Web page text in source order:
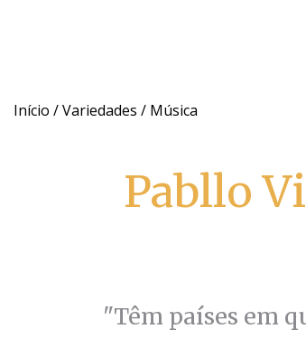
Início /Variedades / Música
Pabllo
"Têm países em